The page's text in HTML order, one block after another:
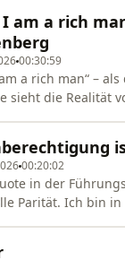
B
am a rich
00:30:59
a rich man“ –
sieht die Realität
Hürden
00:20:02
in der
Parität. Ich bin in